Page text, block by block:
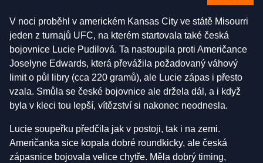
V noci proběhl v americkém Kansas City ve státě Misourri
jeden z turnajů UFC, na kterém startovala také česká
bojovnice Lucie Pudilová. Ta nastoupila proti Američance
Joselyne Edwards, která převážila požadovaný váhový
limit o půl libry (cca 220 gramů), ale Lucie zápas i přesto
vzala. Smůla se české bojovnice ale držela dál, a i když
byla v kleci tou lepší, vítězství si nakonec neodnesla.
Lucie soupeřku předčila jak v postoji, tak i na zemi.
Američanka sice kopala dobré roundkicky, ale česká
zápasnice bojovala velice chytře. Měla dobrý timing,